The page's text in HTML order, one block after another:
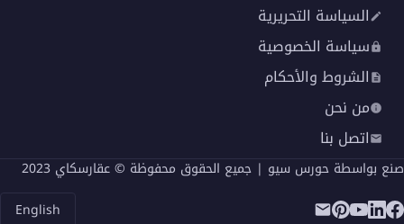
السياسة التحريرية
سياسة الخصوصية
الشروط والأحكام
من نحن
اتصل بنا
صنع بواسطة حورس سيو | جميع الحقوق محفوظة © عقارسكاي 2023
English